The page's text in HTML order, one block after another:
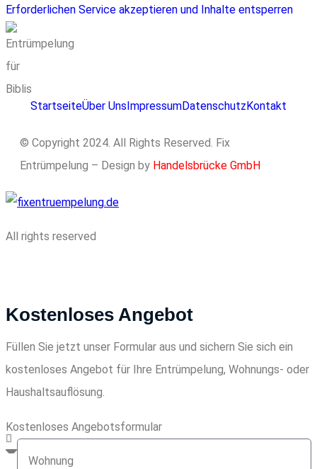
Erforderlichen Service akzeptieren und Inhalte entsperren
StartseiteÜber Uns ImpressumDatenschutz Kontakt
© Copyright 2024. All Rights Reserved. Fix
Entrümpelung – Design by Handelsbrücke GmbH
All rights reserved
Kostenloses Angebot
Füllen Sie jetzt unser Formular aus und sichern Sie sich ein
kostenloses Angebot für Ihre Entrümpelung, Wohnungs- oder
Haushaltsauflösung.
Kostenloses Angebotsformular